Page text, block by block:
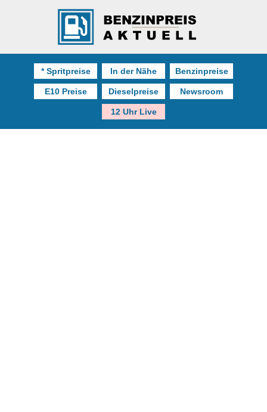
* Spritpreise In der Nähe Benzinpreise
E10 Preise Dieselpreise Newsroom
12 Uhr Live